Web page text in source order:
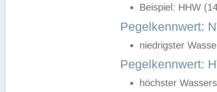
Beispiel: HHW
Pegelkennwert:
niedrigster
Pegelkennwert:
höchster